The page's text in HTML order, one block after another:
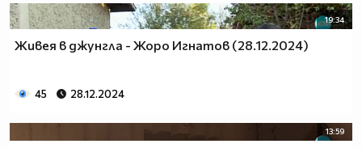
19:34
Живея в джунгла - Жоро Игнатов (28.12.2024)
45 28.12.2024
13:59